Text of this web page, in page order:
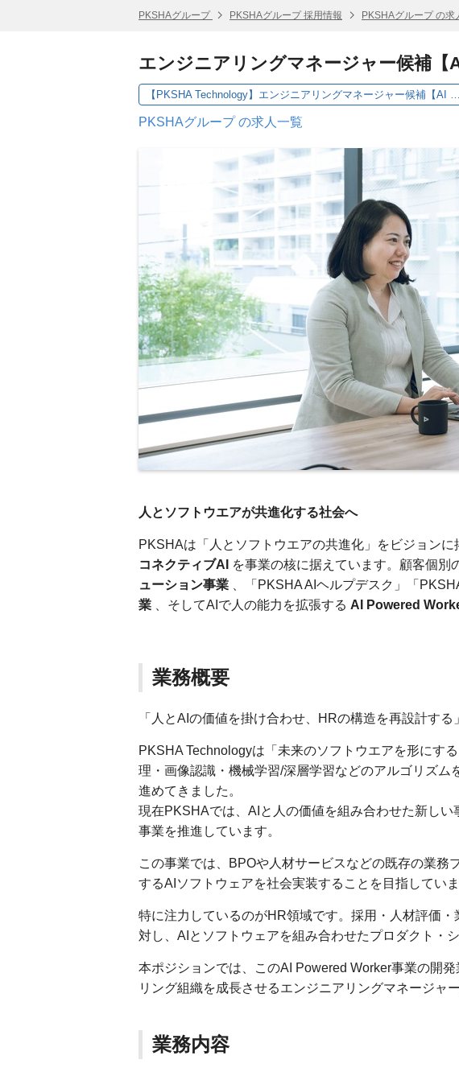
PKSHAグループ PKSHAグループ 採用情報 PKSHAグループ の求
エンジニアリングマネージャー候補【
【PKSHA Technology】エンジニアリングマネージャー候補【AI Powered Worker事業】
PKSHAグループ の求人一覧
人とソフトウエアが共進化する社会へ
PKSHAは「人とソフトウエアの共進化」をビジョン
コネクティブAI
を事業の核に据えています。顧客個別
ューション事業 、「PKSHA AIヘルプデスク」「
業 、そしてAIで人の能力を拡張する AI Powered
業務概要
「人とAIの価値を掛け合わせ、HRの構造を再設計する」
PKSHA Technologyは「未来のソフトウエアを形にす
理・画像認識・機械学習/深層学習などのアルゴリズム
進めてきました。
現在PKSHAでは、AIと人の価値を組み合わせた新しい
事業を推進しています。
この事業では、BPOや人材サービスなどの既存の業務
するAIソフトウェアを社会実装することを目指していま
特に注力しているのがHR領域です。採用・人材評価
対し、AIとソフトウェアを組み合わせたプロダクト・
本ポジションでは、このAI Powered Worker事業の開
リング組織を成長させるエンジニアリングマネージャ
業務内容